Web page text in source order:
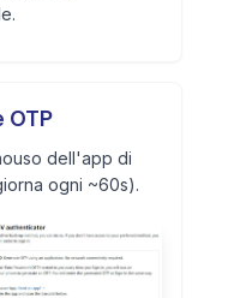
OTP
dell'app di
ogni ~60s).